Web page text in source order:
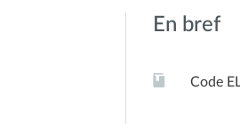
En bref
Code